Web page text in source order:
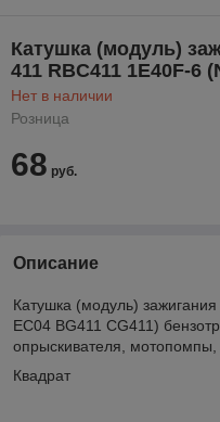
Катушка (модуль)
411 RBC411 1E40F-6
Нет в наличии
Розница
68 руб.
Описание
Катушка (модуль)
EC04 BG411 CG411)
опрыскивателя, мотопомпы,
Квадрат